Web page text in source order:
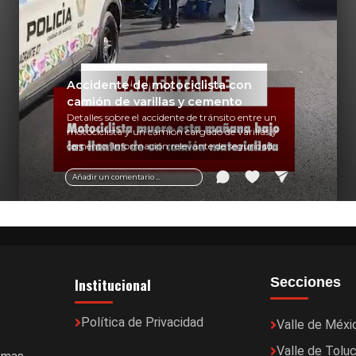
Añadir un comentario ...
Accidente de motociclista con
camión de varillas y cemento
Detalles sobre el accidente de tránsito entre un
motociclista y un camión cargado de varillas y
cemento. Información relevante de seguridad
vial y recomendaciones para motociclistas.
Institucional
Política de Privacidad
Secciones
Valle de
Valle de